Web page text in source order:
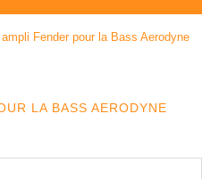
Fender pour la Bass Aerodyne
LA BASS AERODYNE